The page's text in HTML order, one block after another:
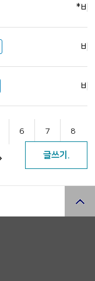
*비
비
비
6 7 8
글쓰기.